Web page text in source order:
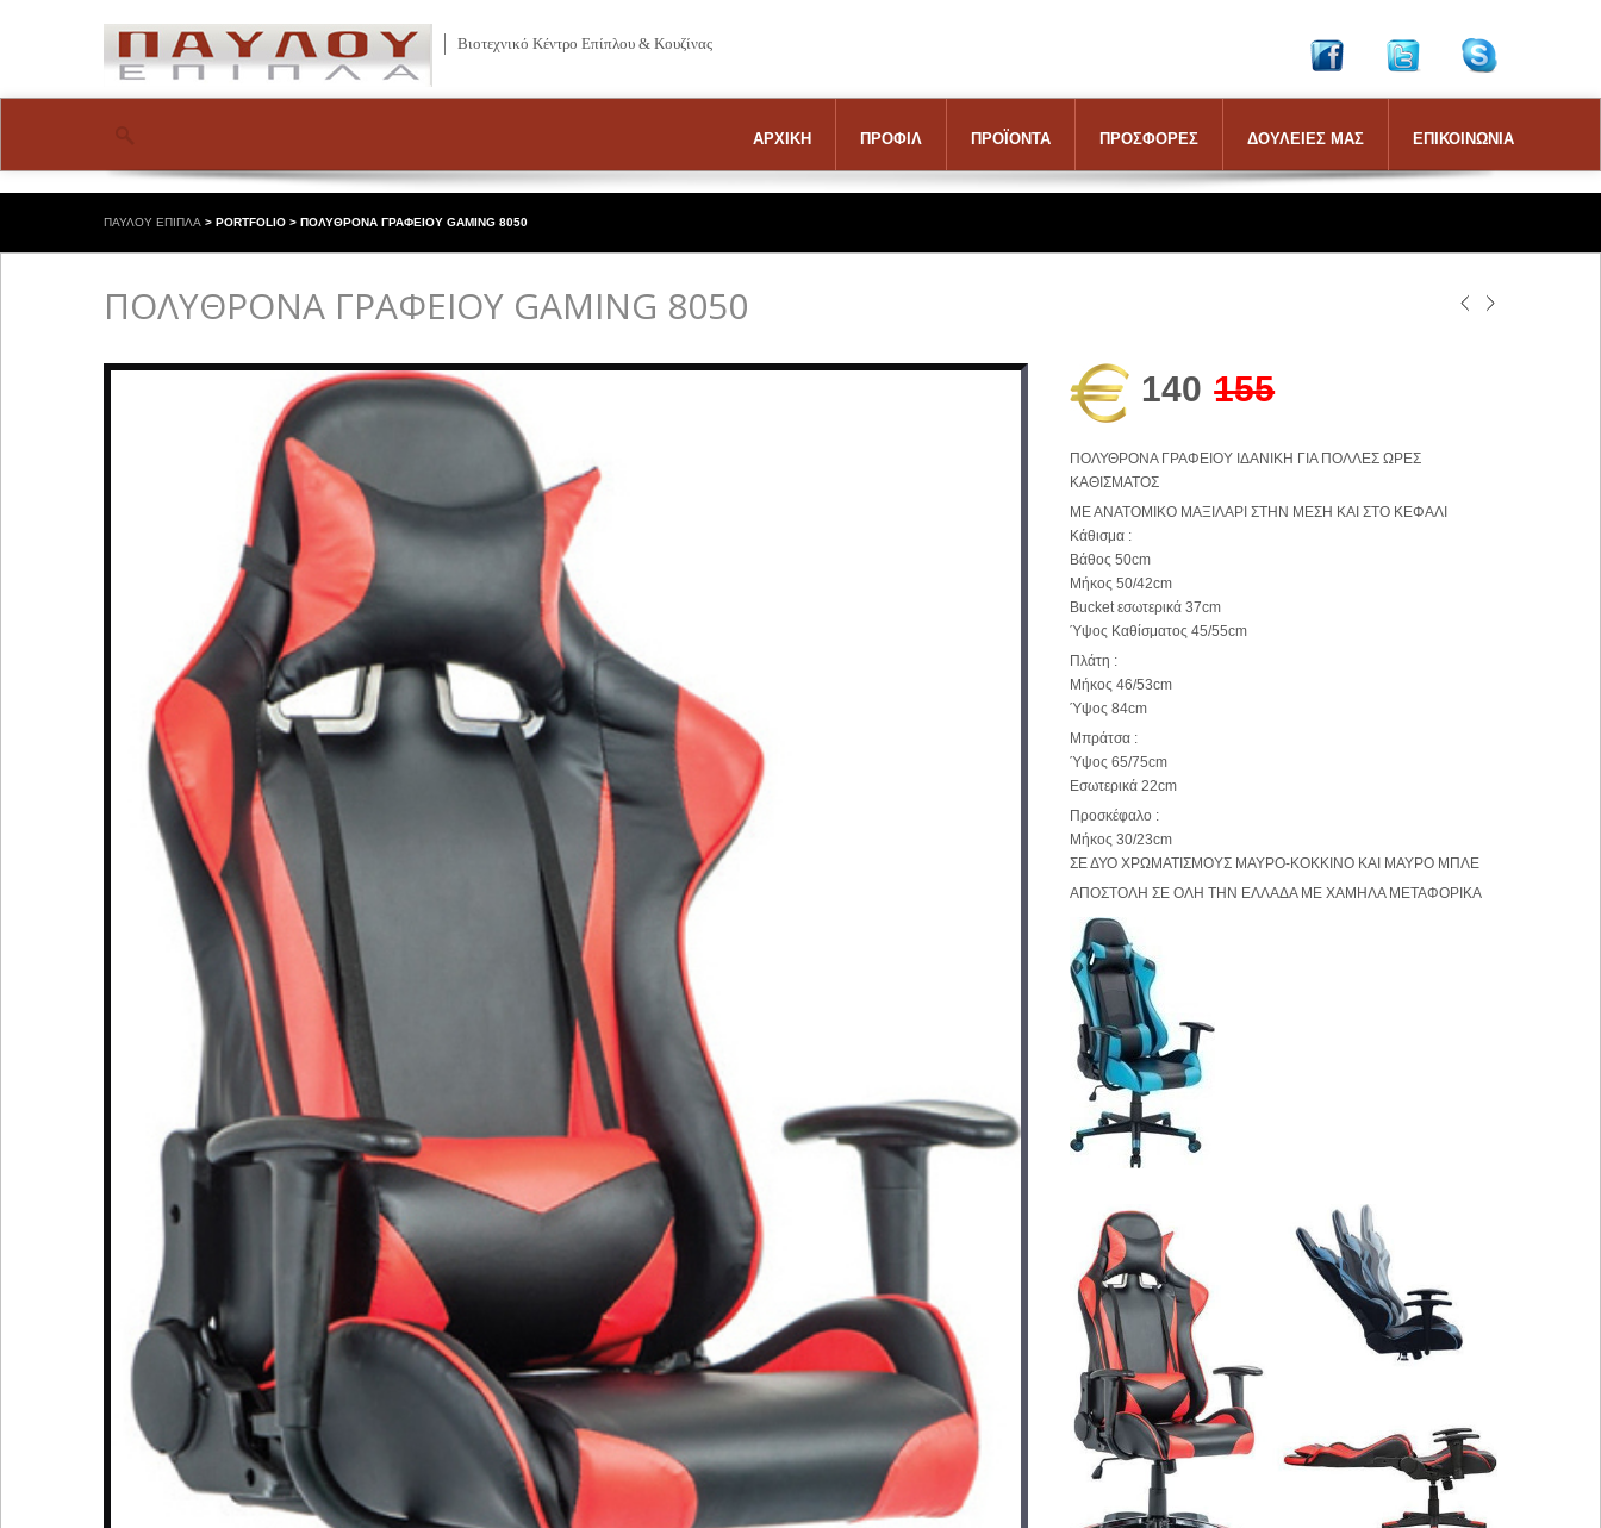
Βιοτεχνικό Κέντρο Επίπλου & Κουζίνας
ΑΡΧΙΚΗ ΠΡΟΦΙΛ ΠΡΟΪΟΝΤΑ ΠΡΟΣΦΟΡΕΣ ΔΟΥΛΕΙΕΣ ΜΑΣ ΕΠΙΚΟΙΝΩΝΙΑ
ΠΑΥΛΟΥ ΕΠΙΠΛΑ > PORTFOLIO > ΠΟΛΥΘΡΟΝΑ ΓΡΑΦΕΙΟΥ GAMING 8050
ΠΟΛΥΘΡΟΝΑ ΓΡΑΦΕΙΟΥ GAMING 8050
140 155
ΠΟΛΥΘΡΟΝΑ ΓΡΑΦΕΙΟΥ ΙΔΑΝΙΚΗ ΓΙΑ ΠΟΛΛΕΣ ΩΡΕΣ
ΚΑΘΙΣΜΑΤΟΣ
ΜΕ ΑΝΑΤΟΜΙΚΟ ΜΑΞΙΛΑΡΙ ΣΤΗΝ ΜΕΣΗ ΚΑΙ ΣΤΟ ΚΕΦΑΛΙ
Κάθισμα :
Βάθος 50cm
Μήκος 50/42cm
Bucket εσωτερικά 37cm
Ύψος Καθίσματος 45/55cm
Πλάτη :
Μήκος 46/53cm
Ύψος 84cm
Μπράτσα :
Ύψος 65/75cm
Εσωτερικά 22cm
Προσκέφαλο :
Μήκος 30/23cm
ΣΕ ΔΥΟ ΧΡΩΜΑΤΙΣΜΟΥΣ ΜΑΥΡΟ-ΚΟΚΚΙΝΟ ΚΑΙ ΜΑΥΡΟ ΜΠΛΕ
ΑΠΟΣΤΟΛΗ ΣΕ ΟΛΗ ΤΗΝ ΕΛΛΑΔΑ ΜΕ ΧΑΜΗΛΑ ΜΕΤΑΦΟΡΙΚΑ